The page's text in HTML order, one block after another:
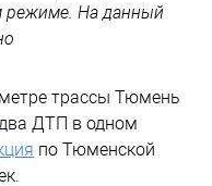
режиме. На данный
трассы Тюмень
ДТП в одном
по Тюменской